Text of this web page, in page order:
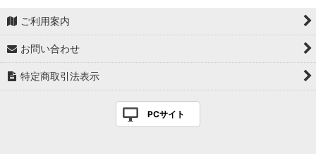
ご利用案内
お問い合わせ
特定商取引法表示
PCサイト